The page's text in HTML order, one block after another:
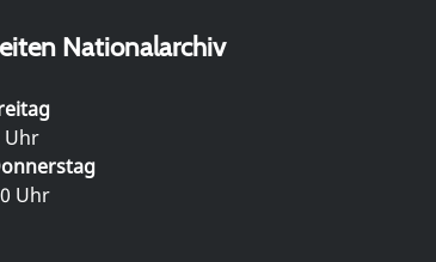
Nationalarchiv
Uhr
Uhr